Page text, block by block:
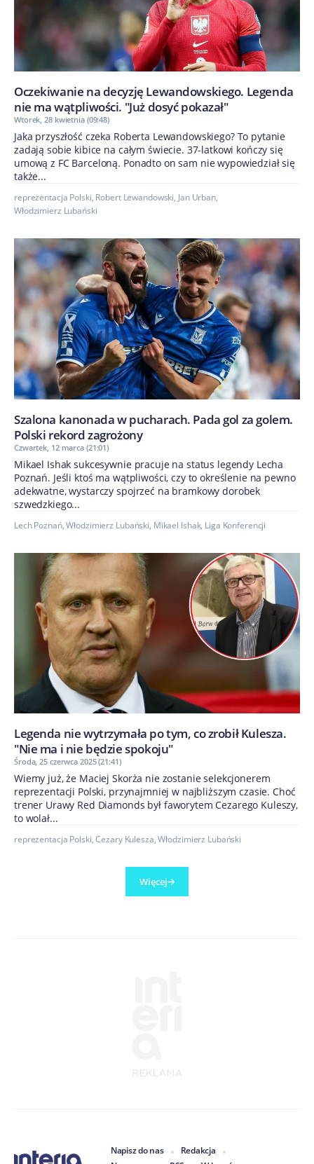
Oczekiwanie na decyzję Lewandowskiego. Legenda
nie ma wątpliwości. "Już dosyć pokazał"
Wtorek, 28 kwietnia (09:48)
Jaka przyszłość czeka Roberta Lewandowskiego? To pytanie
zadają sobie kibice na całym świecie. 37-latkowi kończy się
umową z FC Barceloną. Ponadto on sam nie wypowiedział się
także...
reprezentacja Polski, Robert Lewandowski, Jan Urban,
Włodzimierz Lubański
Szalona kanonada w pucharach. Pada gol za golem.
Polski rekord zagrożony
Czwartek, 12 marca (21:01)
Mikael Ishak sukcesywnie pracuje na status legendy Lecha
Poznań. Jeśli ktoś ma wątpliwości, czy to określenie na pewno
adekwatne, wystarczy spojrzeć na bramkowy dorobek
szwedzkiego...
Lech Poznań,Włodzimierz Lubański, Mikael Ishak, Liga Konferencji
Legenda nie wytrzymała po tym, co zrobił Kulesza.
"Nie ma i nie będzie spokoju"
Środa, 25 czerwca 2025 (21:41)
Wiemy już, że Maciej Skorża nie zostanie selekcjonerem
reprezentacji Polski, przynajmniej w najbliższym czasie. Choć
trener Urawy Red Diamonds był faworytem Cezarego Kuleszy,
to wolał...
reprezentacja Polski,Cezary Kulesza,Włodzimierz Lubański
Więcej
Napisz do nas
Redakcja